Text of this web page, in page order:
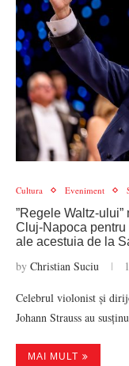
Cultura Eveniment
”Regele Waltz-
Cluj-Napoca pentru
ale acestuia de la
by Christian Suciu
Celebrul violonist și
Johann Strauss au
MAI MULT